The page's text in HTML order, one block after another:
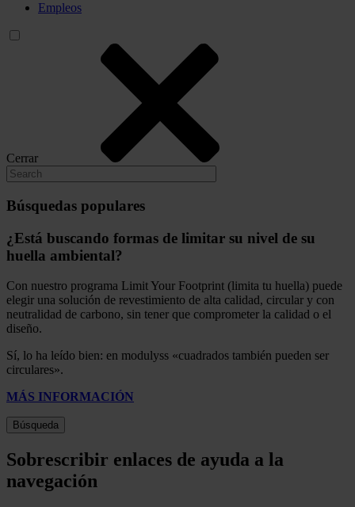
Empleos
Cerrar
Búsquedas populares
¿Está buscando formas de limitar su nivel de su
huella ambiental?
Con nuestro programa Limit Your Footprint (limita tu huella) puede
elegir una solución de revestimiento de alta calidad, circular y con
neutralidad de carbono, sin tener que comprometer la calidad o el
diseño.
Sí, lo ha leído bien: en modulyss «cuadrados también pueden ser
circulares».
MÁS INFORMACIÓN
Búsqueda
Sobrescribir enlaces de ayuda a la
navegación